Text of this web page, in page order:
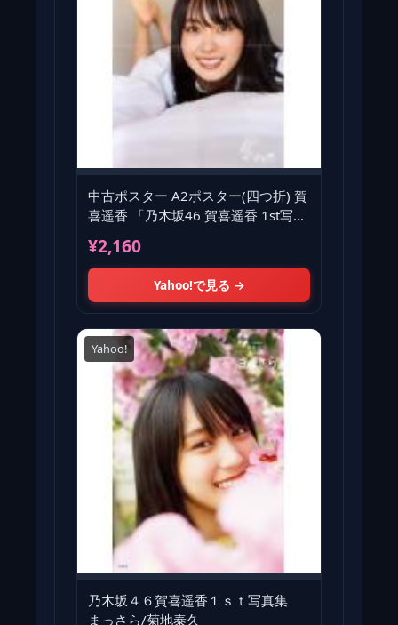
中古ポスター A2ポスター(四つ折) 賀
喜遥香 「乃木坂46 賀喜遥香 1st写真
¥2,160
Yahoo!で見る →
Yahoo!
乃木坂４６賀喜遥香１ｓｔ写真集
まっさら/菊地泰久